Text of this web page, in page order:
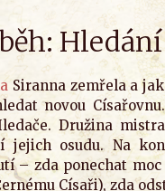
Siranna zemřela a
novou
Družina
jejich osudu. Na
– zda ponechat
Císaři), zda